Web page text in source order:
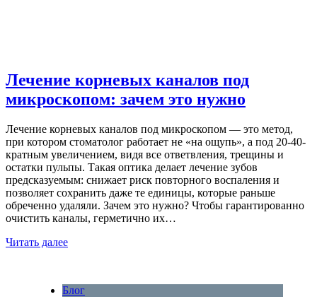
Лечение корневых каналов под
микроскопом: зачем это нужно
Лечение корневых каналов под микроскопом — это метод,
при котором стоматолог работает не «на ощупь», а под 20-40-
кратным увеличением, видя все ответвления, трещины и
остатки пульпы. Такая оптика делает лечение зубов
предсказуемым: снижает риск повторного воспаления и
позволяет сохранить даже те единицы, которые раньше
обреченно удаляли. Зачем это нужно? Чтобы гарантированно
очистить каналы, герметично их…
Читать далее
Блог